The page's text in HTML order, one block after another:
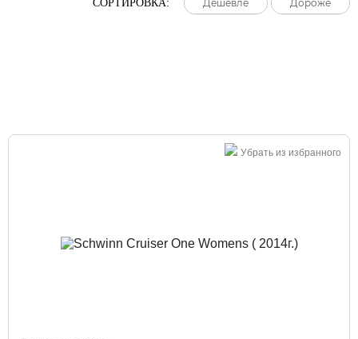
СОРТИРОВКА: Дешевле
Дешевле
Дешевле Дороже
Дороже
Дороже
Убрать из избранного